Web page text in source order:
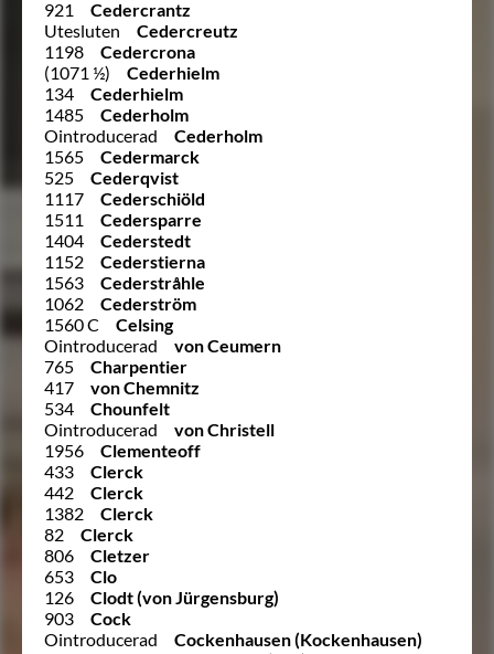
921
Cedercrantz
Utesluten
Cedercreutz
1198
Cedercrona
(1071 ½)
Cederhielm
134
Cederhielm
1485
Cederholm
Ointroducerad
Cederholm
1565
Cedermarck
525
Cederqvist
1117
Cederschiöld
1511
Cedersparre
1404
Cederstedt
1152
Cederstierna
1563
Cederstråhle
1062
Cederström
1560 C
Celsing
Ointroducerad
von Ceumern
765
Charpentier
417
von Chemnitz
534
Chounfelt
Ointroducerad
von Christell
1956
Clementeoff
433
Clerck
442
Clerck
1382
Clerck
82
Clerck
806
Cletzer
653
Clo
126
Clodt (von Jürgensburg)
903
Cock
Ointroducerad
Cockenhausen (Kockenhausen)